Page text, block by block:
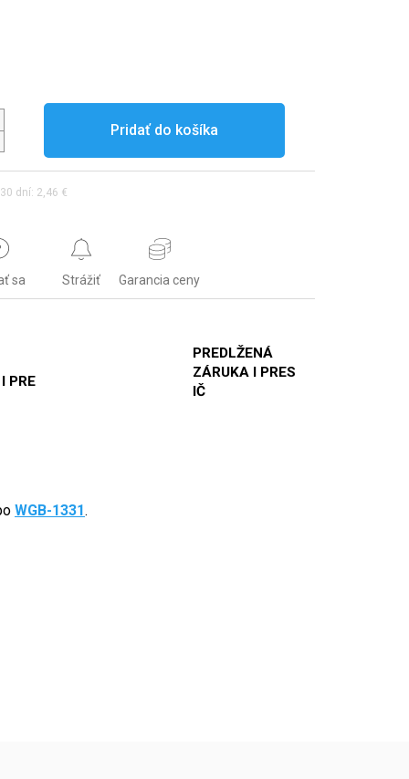
Pridať do košíka
dní: 2,46 €
sa Strážiť Garancia ceny
PRE
PREDLŽENÁ
ZÁRUKA I PRES
IČ
WGB-1331.